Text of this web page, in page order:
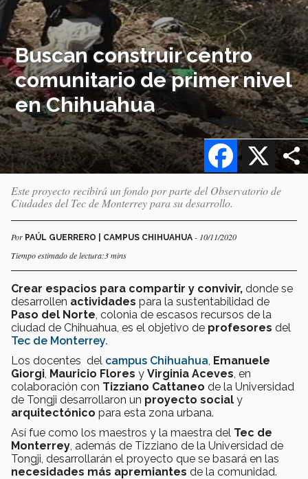
Buscan construir centro
comunitario de primer nivel
en Chihuahua
X
Facebook
Este proyecto recibirá un fondo por parte del Observatorio de
Ciudades del Tec de Monterrey para su desarrollo.
Por PAÚL GUERRERO | CAMPUS CHIHUAHUA - 10/11/2020
Tiempo estimado de lectura:3 mins
Crear espacios para compartir y convivir, donde se
desarrollen actividades para la sustentabilidad de
Paso del Norte , colonia de escasos recursos de la
ciudad de Chihuahua, es el objetivo de profesores del
Tec de Monterrey.
Los docentes del campus Chihuahua Emanuele
Giorgi Mauricio Flores y Virginia Aceves , en
colaboración con Tizziano Cattaneo de la Universidad
de Tongji desarrollaron un proyecto social y
arquitectónico para esta zona urbana.
Así fue como los maestros y la maestra del Tec de
Monterrey , además de Tizziano de la Universidad de
Tongji, desarrollarán el proyecto que se basará en las
necesidades más apremiantes de la comunidad.